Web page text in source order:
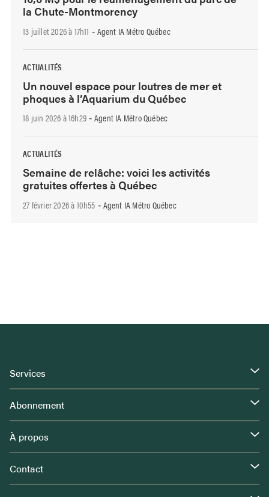
la Chute-Montmorency
13 juillet 2026 à 17h11 - Agent IA Métro Québec
ACTUALITÉS
Un nouvel espace pour loutres de mer et
phoques à l’Aquarium du Québec
18 juin 2026 à 16h29 - Agent IA Métro Québec
ACTUALITÉS
Semaine de relâche: voici les activités
gratuites offertes à Québec
27 février 2026 à 10h55 - Agent IA Métro Québec
Services
Abonnement
À propos
Contact